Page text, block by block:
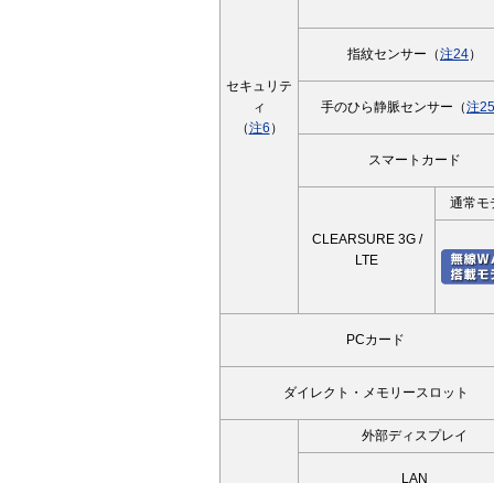
セキュリテ
ィ
（注6 ）
指紋センサー（注24）
手のひら静脈センサー（注25
スマートカード
CLEARSURE 3G /
LTE
通常モ
PCカード
ダイレクト・メモリースロット
外部ディスプレイ
LAN